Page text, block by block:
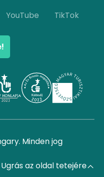
YouTube TikTok
Minden jog
Ugrás az oldal tetejére